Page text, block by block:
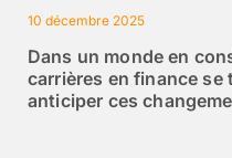
10 décembre 2025
Dans un monde en
carrières en finance
anticiper ces